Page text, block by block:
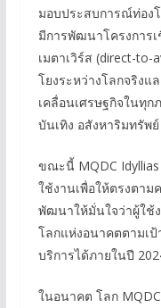
มอบประสบการณ์ท่อง
มีการพัฒนาโครงการ
เมตาเวิร์ส (direct-to-
โยงระหว่างโลกจริงแ
เคลื่อนเศรษฐกิจในทุ
บันเทิง อสังหาริมทรัพ
ขณะนี้ MQDC
ใช้งานเพื่อให้ตรงตาม
พัฒนาให้มั่นใจว่าผู้ใช้
โลกแห่งอนาคตตามเ
บริการได้ภายในปี
ในอนาคต โลก